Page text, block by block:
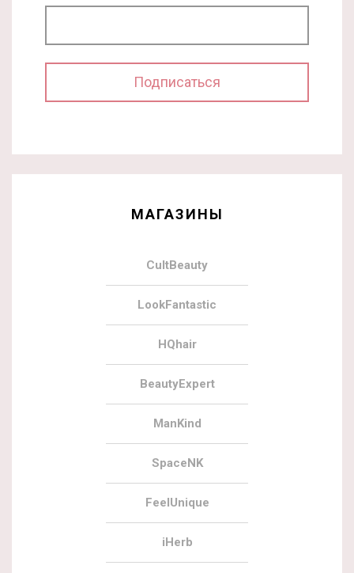
МАГАЗИНЫ
CultBeauty
LookFantastic
HQhair
BeautyExpert
ManKind
SpaceNK
FeelUnique
iHerb